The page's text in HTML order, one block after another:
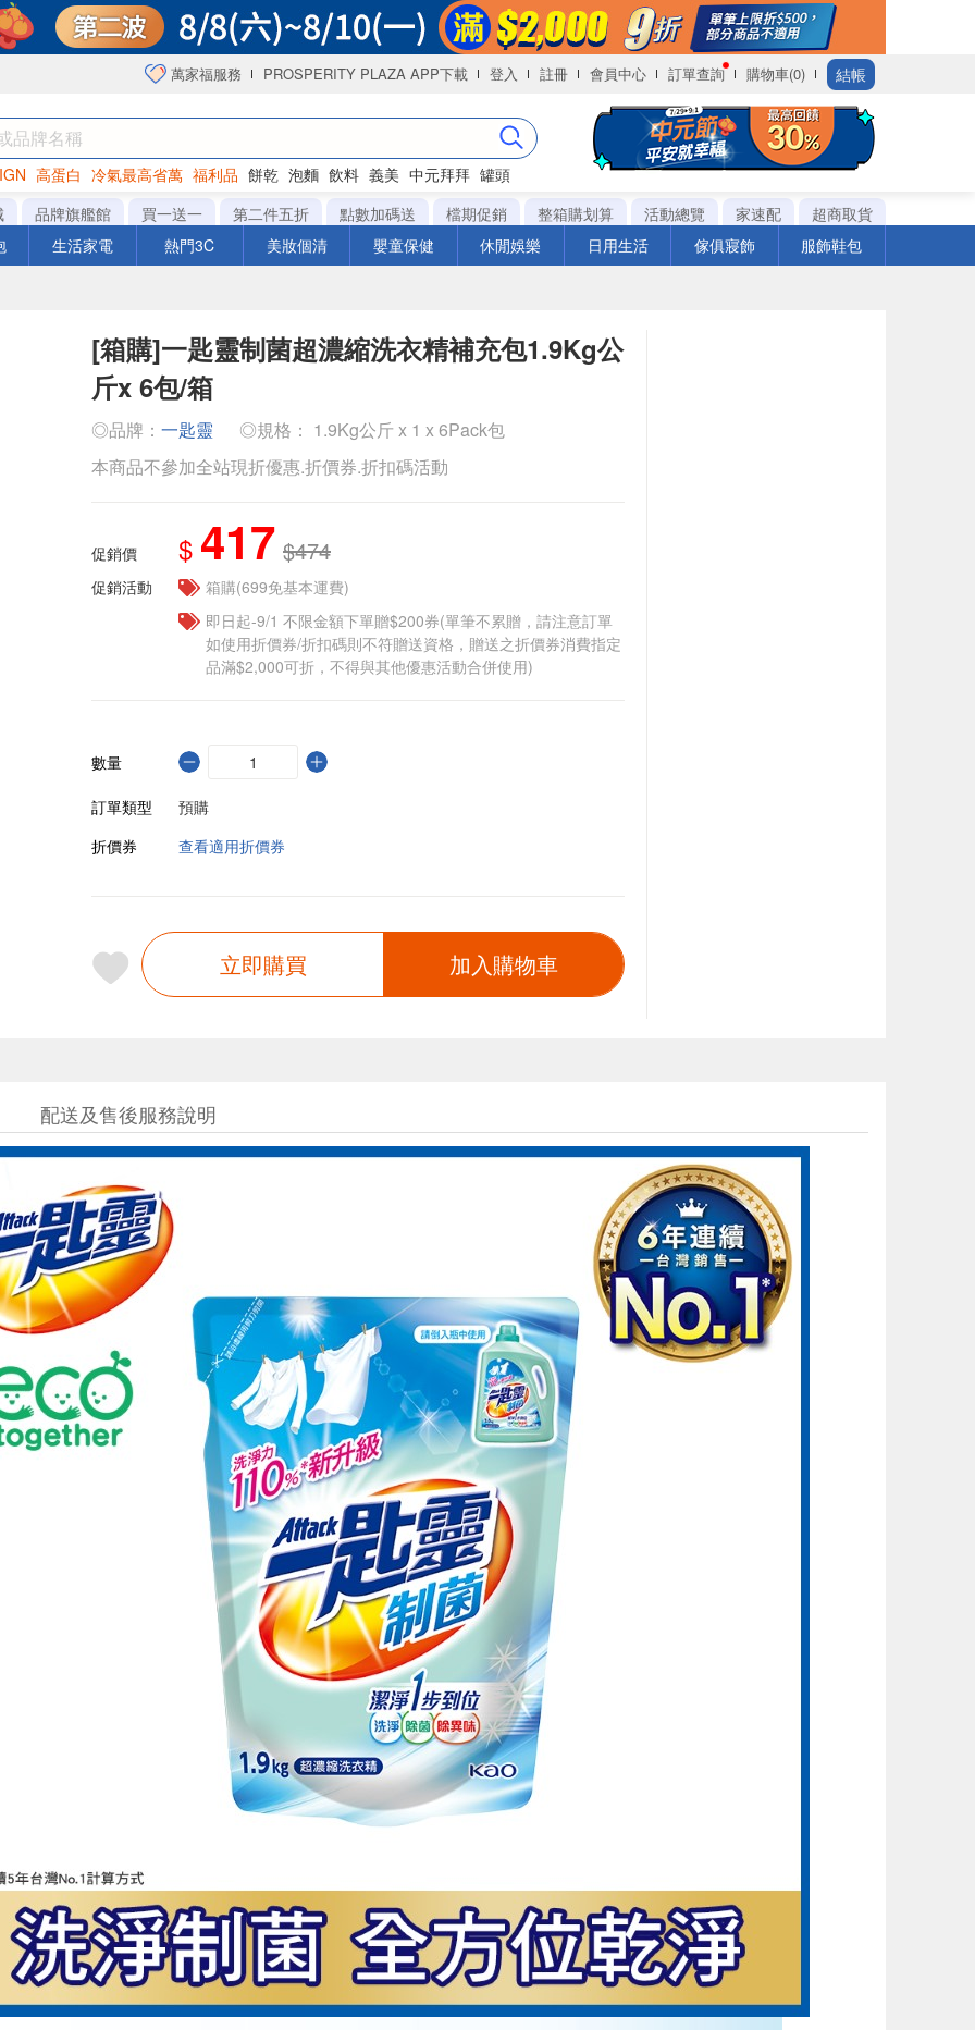
萬家福服務 PROSPERITY PLAZA APP下載 登入 註冊 會員中心 訂單查詢 購物車(0) 結帳
高蛋白 冷氣最高省萬 福利品 餅乾 泡麵 飲料 義美 中元拜拜 罐頭
咖啡
品牌旗艦館 買一送一 第二件五折 點數加碼送 檔期促銷 整箱購划算 活動總覽 家速配
超商取貨
生活家電 熱門3C 美妝個清 嬰童保健 休閒娛樂 日用生活 傢俱寢飾 服飾鞋包
[箱購]一匙靈制菌超濃縮洗衣精補充包1.9Kg公
斤x 6包/箱
◎品牌： 一匙靈
◎規格： 1.9Kg公斤 x 1 x 6Pack包
本商品不參加全站現折優惠.折價券.折扣碼活動
促銷價 $ 417 $474
促銷活動
箱購(699免基本運費)
即日起-9/1 不限金額下單贈$200券(單筆不累贈，請注意訂單
如使用折價券/折扣碼則不符贈送資格，贈送之折價券消費指定
品滿$2,000可折，不得與其他優惠活動合併使用)
數量
訂單類型
預購
折價券
查看適用折價券
立即購買 加入購物車
配送及售後服務說明